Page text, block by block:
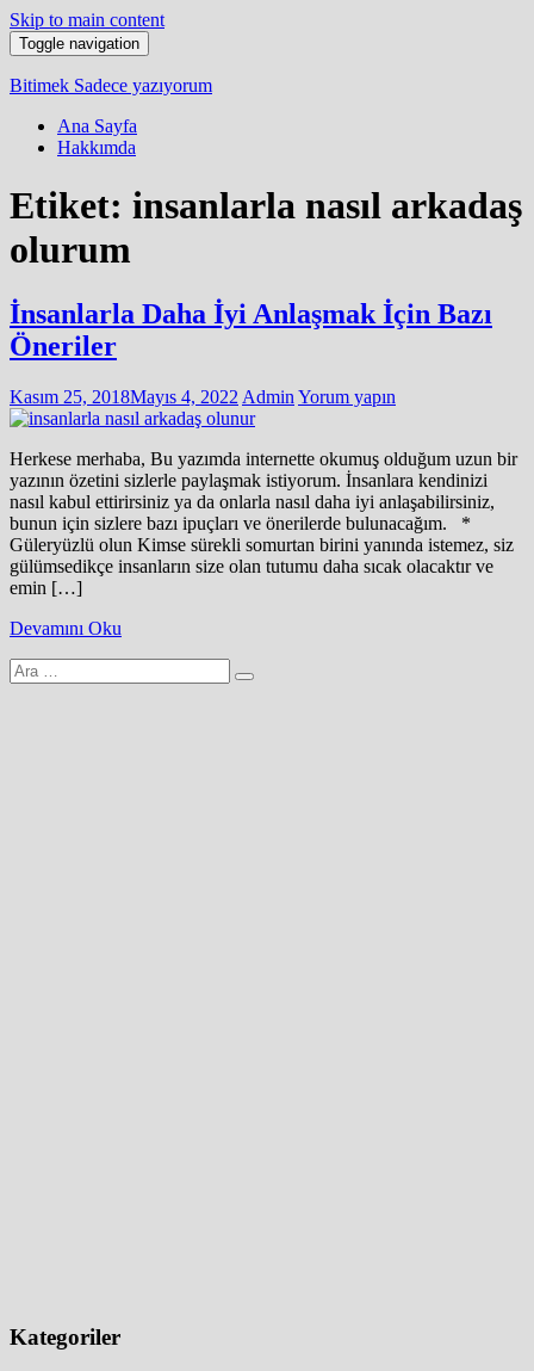
Skip to main content
Toggle navigation
Bitimek Sadece yazıyorum
Ana Sayfa
Hakkımda
Etiket: insanlarla nasıl arkadaş
olurum
İnsanlarla Daha İyi Anlaşmak İçin Bazı
Öneriler
Kasım 25, 2018Mayıs 4, 2022 Admin Yorum yapın
Herkese merhaba, Bu yazımda internette okumuş olduğum uzun bir
yazının özetini sizlerle paylaşmak istiyorum. İnsanlara kendinizi
nasıl kabul ettirirsiniz ya da onlarla nasıl daha iyi anlaşabilirsiniz,
bunun için sizlere bazı ipuçları ve önerilerde bulunacağım. *
Güleryüzlü olun Kimse sürekli somurtan birini yanında istemez, siz
gülümsedikçe insanların size olan tutumu daha sıcak olacaktır ve
emin […]
Devamını Oku
Arama
yap:
Kategoriler